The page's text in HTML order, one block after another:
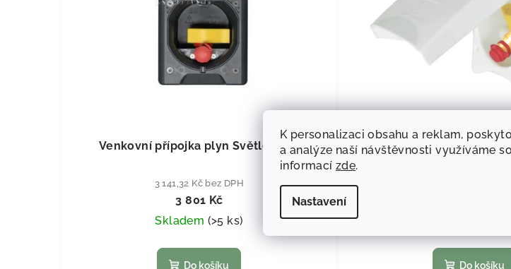
K personalizaci obsahu a reklam,
a analýze naší návštěvnosti využíváme
informacízde.
Nastavení
Venkovní přípojka plyn Světle šedá
3 141,32 Kč bez DPH
3 801 Kč
Skladem (>5 ks)
Do košíku
Přípojka plyn
Do košíku